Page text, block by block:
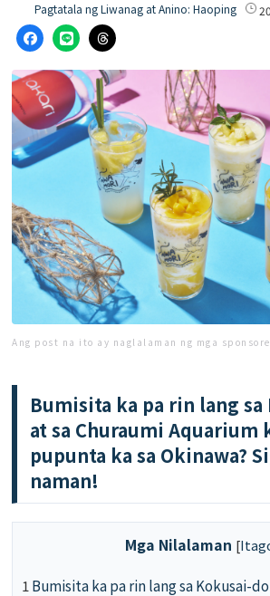
Pagtatala ng Liwanag at Anino: Haoping
Ang post na ito ay naglalaman ng mga
Bumisita ka pa rin lang
at sa Churaumi Aquarium
pupunta ka sa Okinawa?
naman!
Mga Nilalaman [
1 Bumisita ka pa rin lang sa Kokusai-